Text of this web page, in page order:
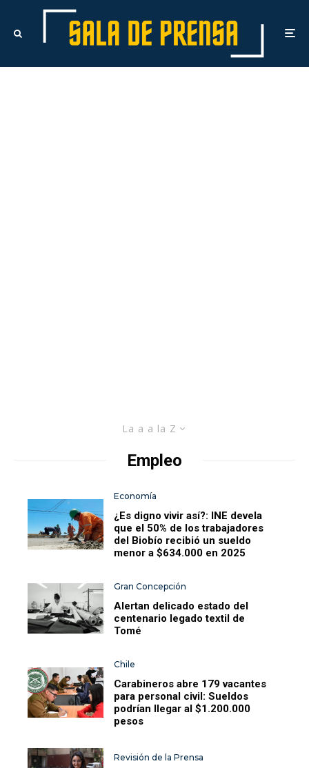
La a a la Z
Empleo
Economía
¿Es digno vivir así?: INE devela
que el 50% de los trabajadores
del Biobío recibió un sueldo
menor a $634.000 en 2025
Gran Concepción
Alertan delicado estado del
centenario legado textil de
Tomé
Chile
Carabineros abre 179 vacantes
para personal civil: Sueldos
podrían llegar al $1.200.000
pesos
Revisión de la Prensa